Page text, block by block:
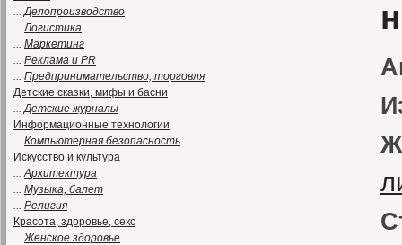
...Делопроизводство
...Логистика
... Маркетинг
... Реклама и PR
... Предпринимательство, торговля
Детские сказки, мифы и басни
...Детские журналы
Информационные технологии
... Компьютерная безопасность
Искусство и культура
...Архитектура
... Музыка, балет
... Религия
Красота, здоровье, секс
...Женское здоровье